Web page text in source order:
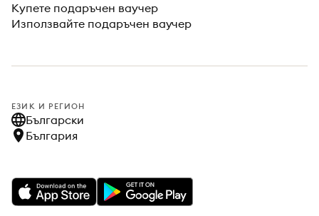
Купете подаръчен ваучер
Използвайте подаръчен ваучер
ЕЗИК И РЕГИОН
Български
България